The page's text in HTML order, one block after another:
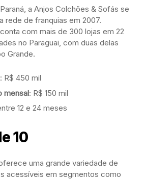
a Anjos Colchões & Sofás se
rede de franquias em 2007.
com mais de 300 lojas em 22
no Paraguai, com duas delas
Grande.
: R$ 450 mil
mensal: R$ 150 mil
12 e 24 meses
10
uma grande variedade de
acessíveis em segmentos como